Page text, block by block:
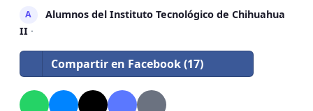
A
Alumnos del Instituto Tecnológico de Chihuahua
II ·
Compartir en Facebook (17)